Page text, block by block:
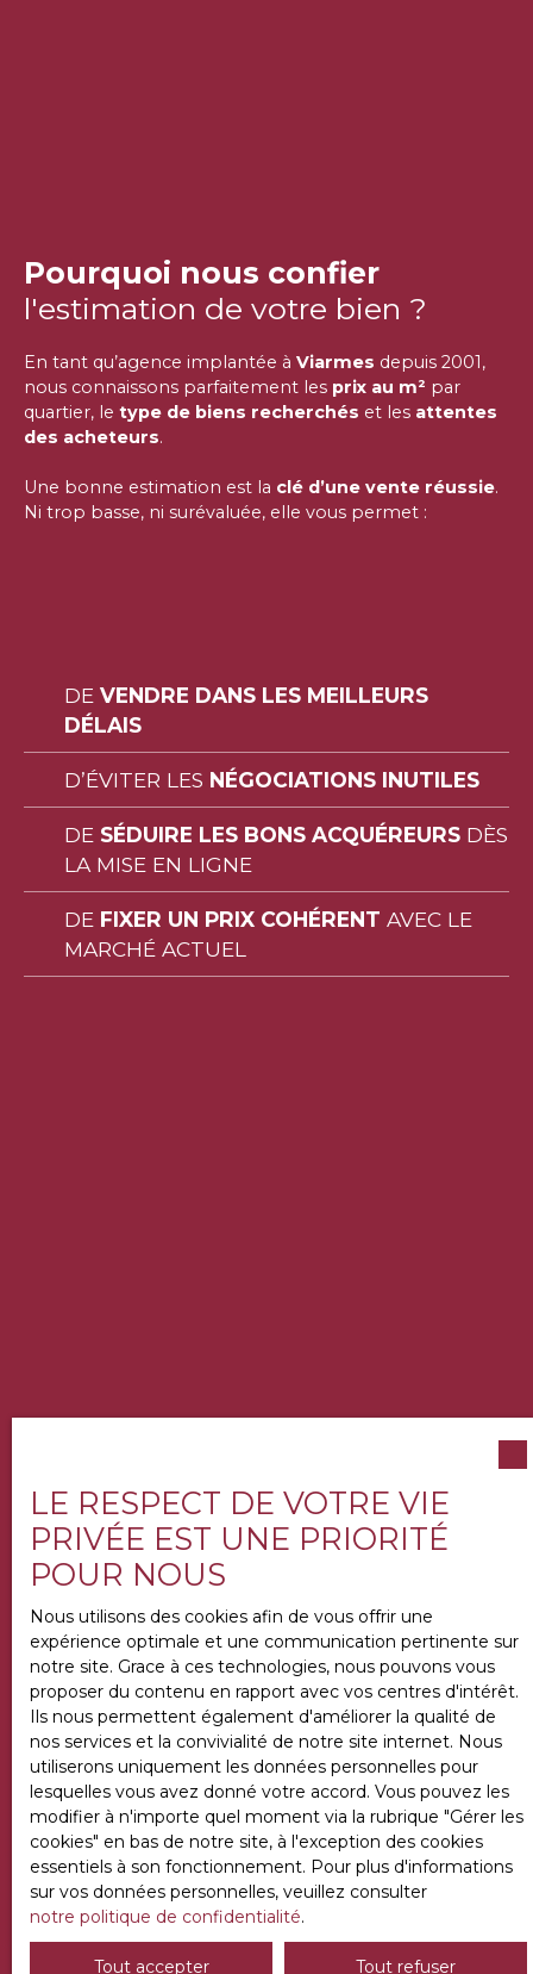
Pourquoi nous confier
l'estimation de votre bien ?
En tant qu’agence implantée à Viarmes depuis 2001,
nous connaissons parfaitement les prix au m² par
quartier, le type de biens recherchés et les attentes
des acheteurs.
Une bonne estimation est la clé d’une vente réussie.
Ni trop basse, ni surévaluée, elle vous permet :
DE VENDRE DANS LES MEILLEURS
DÉLAIS
D’ÉVITER LES NÉGOCIATIONS INUTILES
DE SÉDUIRE LES BONS ACQUÉREURS DÈS
LA MISE EN LIGNE
DE FIXER UN PRIX COHÉRENT AVEC LE
MARCHÉ ACTUEL
LE RESPECT DE VOTRE VIE
PRIVÉE EST UNE PRIORITÉ
POUR NOUS
Nous utilisons des cookies afin de vous offrir une
expérience optimale et une communication pertinente sur
notre site. Grace à ces technologies, nous pouvons vous
proposer du contenu en rapport avec vos centres d'intérêt.
Ils nous permettent également d'améliorer la qualité de
nos services et la convivialité de notre site internet. Nous
utiliserons uniquement les données personnelles pour
lesquelles vous avez donné votre accord. Vous pouvez les
modifier à n'importe quel moment via la rubrique ″Gérer les
cookies″ en bas de notre site, à l'exception des cookies
essentiels à son fonctionnement. Pour plus d'informations
sur vos données personnelles, veuillez consulter
notre politique de confidentialité.
Tout accepter Tout refuser